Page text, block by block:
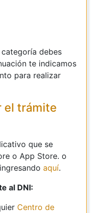
categoría debes
te indicamos
para realizar
el trámite
que se
o App Store. o
aquí.
al DNI:
Centro de